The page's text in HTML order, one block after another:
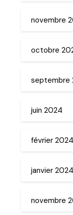
novembre
octobre
septembre
juin 2024
février 2024
janvier 2024
novembre